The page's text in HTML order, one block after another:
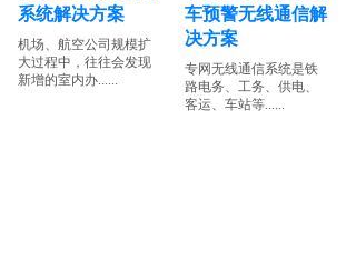
系统解决方案
机场、航空公司规模扩
大过程中，往往会发现
新增的室内办......
车预警无线通信解
决方案
专网无线通信系统是铁
路电务、工务、供电、
客运、车站等......